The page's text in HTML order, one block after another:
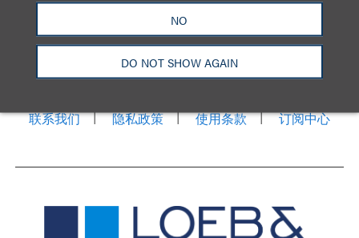
NO
DO NOT SHOW AGAIN
芝加哥
华盛顿特区
旧金山 泰森斯
代表处
香港
联系我们
隐私政策 使用条款 订阅中心